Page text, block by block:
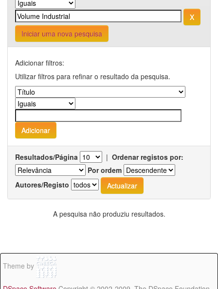
Iniciar uma nova pesquisa
Adicionar filtros:
Utilizar filtros para refinar o resultado da pesquisa.
Resultados/Página | Ordenar registos por:
Por ordem
Autores/Registo
A pesquisa não produziu resultados.
Theme by